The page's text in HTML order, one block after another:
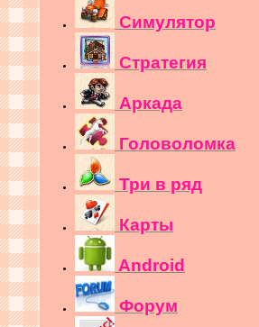
Симулятор
Стратегия
Аркада
Головоломка
Три в ряд
Карты
Android
Форум